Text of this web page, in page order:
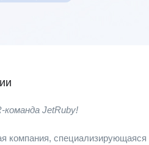
команда JetRuby!
специализирующаяся